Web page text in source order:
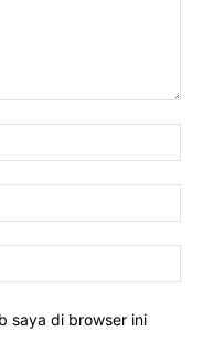
saya di browser ini